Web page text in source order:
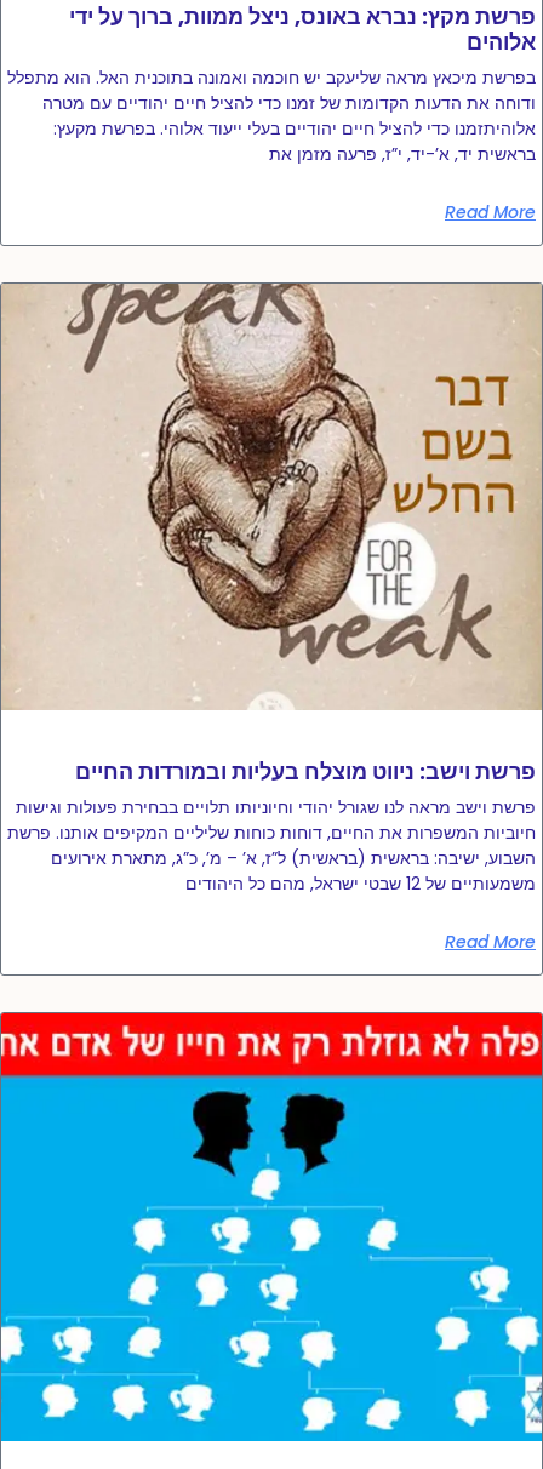
פרשת מקץ: נברא באונס, ניצל ממוות, ברוך על ידי
אלוהים
בפרשת מיכאץ מראה שליעקב יש חוכמה ואמונה בתוכנית האל. הוא מתפלל
ודוחה את הדעות הקדומות של זמנו כדי להציל חיים יהודיים עם מטרה
אלוהיתזמנו כדי להציל חיים יהודיים בעלי ייעוד אלוהי. בפרשת מקעץ:
בראשית יד, א’-יד, י”ז, פרעה מזמן את
Read More
פרשת וישב: ניווט מוצלח בעליות ובמורדות החיים
פרשת וישב מראה לנו שגורל יהודי וחיוניותו תלויים בבחירת פעולות וגישות
חיוביות המשפרות את החיים, דוחות כוחות שליליים המקיפים אותנו. פרשת
השבוע, ישיבה: בראשית (בראשית) ל”ז, א’ – מ’, כ”ג, מתארת ​​אירועים
משמעותיים של 12 שבטי ישראל, מהם כל היהודים
Read More